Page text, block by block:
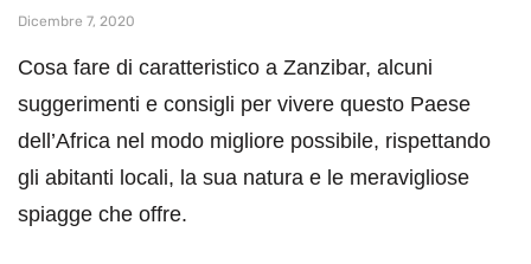
Dicembre 7, 2020
Cosa fare di caratteristico a Zanzibar, alcuni
suggerimenti e consigli per vivere questo Paese
dell’Africa nel modo migliore possibile, rispettando
gli abitanti locali, la sua natura e le meravigliose
spiagge che offre.